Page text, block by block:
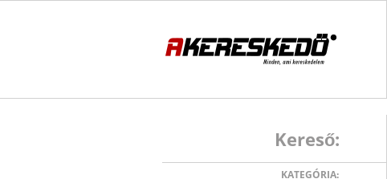
Kereső:
KATEGÓRIA: